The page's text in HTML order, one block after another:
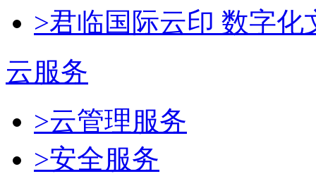
>君临国际云印 数字化
云服务
>云管理服务
>安全服务